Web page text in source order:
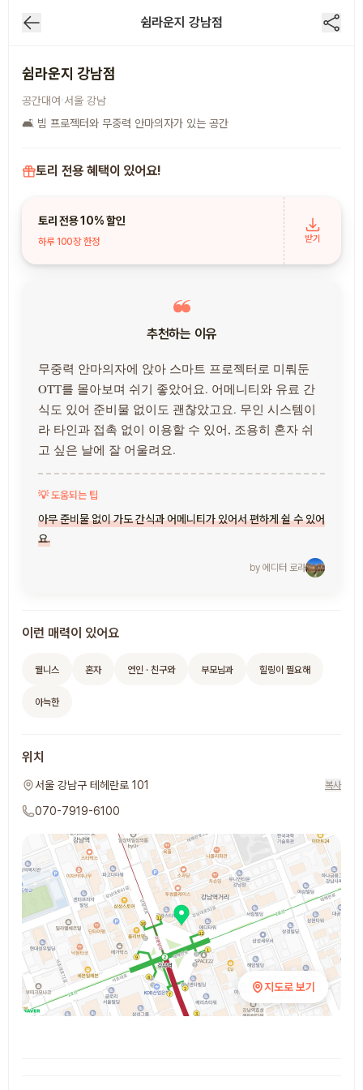
쉼라운지 강남점 /2
쉼라운지 강남점
쉼라운지 강남점
공간대여·서울 강남
🛋 빔 프로젝터와 무중력 안마의자가 있는 공간
토리 전용 혜택이 있어요!
토리 전용 10% 할인
하루 100장 한정 받기
추천하는 이유
무중력 안마의자에 앉아 스마트 프로젝터로 미뤄둔
OTT를 몰아보며 쉬기 좋았어요. 어메니티와 유료 간
식도 있어 준비물 없이도 괜찮았고요. 무인 시스템이
라 타인과 접촉 없이 이용할 수 있어, 조용히 혼자 쉬
고 싶은 날에 잘 어울려요.
💡 도움되는 팁
아무 준비물 없이 가도 간식과 어메니티가 있어서 편하게 쉴 수 있어
요.
by 에디터 로라
이런 매력이 있어요
웰니스 혼자 연인 · 친구와 부모님과 힐링이 필요해
아늑한
위치
서울 강남구 테헤란로 101 복사
070-7919-6100
지도로 보기